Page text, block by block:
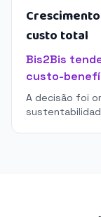
custo total
Bis2Bis
custo-
A decisão foi